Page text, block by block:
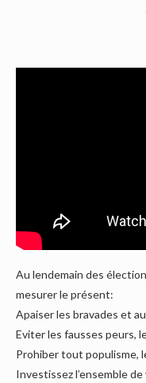
Au lendemain des
mesurer le présent:
Apaiser les bravades et
Eviter les fausses peurs,
Prohiber tout populisme,
Investissez l’ensemble